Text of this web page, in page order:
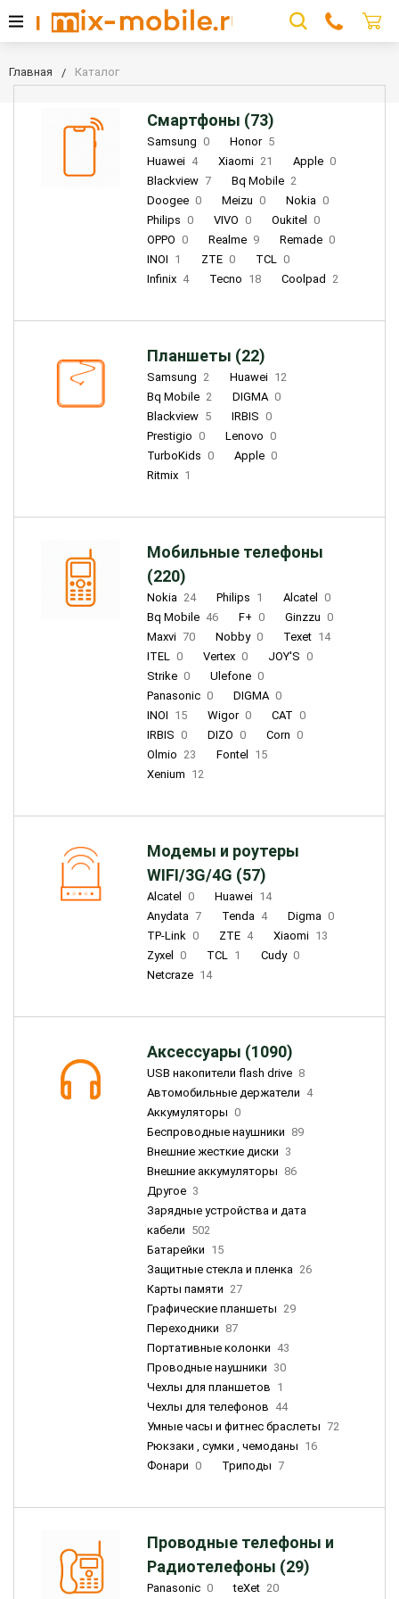
Главная Каталог
Смартфоны (73)
Samsung 0 Honor 5
Huawei 4 Xiaomi 21 Apple 0
Blackview 7 Bq Mobile 2
Doogee 0 Meizu 0 Nokia 0
Philips 0 VIVO 0 Oukitel
0
OPPO 0 Realme 9 Remade 0
INOI 1 ZTE 0 TCL 0
Infinix 4 Tecno 18 Coolpad 2
Планшеты (22)
Samsung 2 Huawei 12
Bq Mobile 2 DIGMA 0
Blackview 5 IRBIS 0
Prestigio 0 Lenovo 0
TurboKids 0 Apple 0
Ritmix 1
Мобильные телефоны
(220)
Nokia 24 Philips 1 Alcatel
0
Bq Mobile 46 F+ 0 Ginzzu 0
Maxvi 70 Nobby 0 Texet 14
ITEL 0 Vertex 0 JOY'S 0
Strike 0 Ulefone 0
Panasonic 0 DIGMA 0
INOI 15 Wigor 0 CAT 0
IRBIS 0 DIZO 0 Corn 0
Olmio 23 Fontel
15
Xenium 12
Модемы и роутеры
WIFI/3G/4G (57)
Alcatel 0 Huawei 14
Anydata 7 Tenda 4 Digma 0
TP-Link 0 ZTE 4 Xiaomi 13
Zyxel
0 TCL 1 Cudy 0
Netcraze 14
Аксессуары (1090)
USB накопители flash drive 8
Автомобильные держатели 4
Аккумуляторы 0
Беспроводные наушники 89
Внешние жесткие диски 3
Внешние аккумуляторы 86
Другое 3
Зарядные устройства и дата
кабели 502
Батарейки 15
Защитные стекла и пленка 26
Карты памяти 27
Графические планшеты 29
Переходники 87
Портативные колонки 43
Проводные наушники 30
Чехлы для планшетов 1
Чехлы для телефонов 44
Умные часы и фитнес браслеты 72
Рюкзаки , сумки , чемоданы 16
Фонари 0 Триподы 7
Проводные телефоны и
Радиотелефоны (29)
Panasonic 0 teXet 20